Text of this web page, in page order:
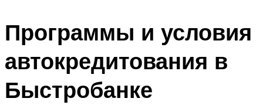
Программы и условия
автокредитования в
Быстробанке